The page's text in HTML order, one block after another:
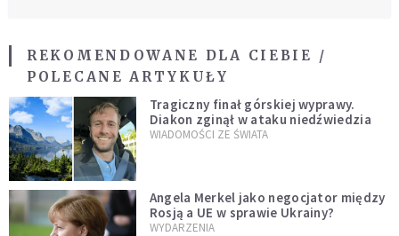
REKOMENDOWANE DLA CIEBIE /
POLECANE ARTYKUŁY
Tragiczny finał górskiej wyprawy.
Diakon zginął w ataku niedźwiedzia
WIADOMOŚCI ZE ŚWIATA
Angela Merkel jako negocjator między
Rosją a UE w sprawie Ukrainy?
WYDARZENIA